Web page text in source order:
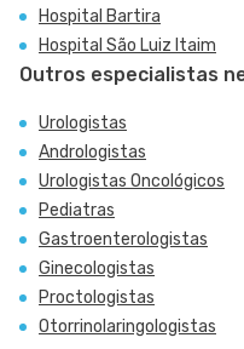
Hospital Bartira
Hospital São Luiz Itaim
Outros especialistas
Urologistas
Andrologistas
Urologistas Oncológicos
Pediatras
Gastroenterologistas
Ginecologistas
Proctologistas
Otorrinolaringologistas